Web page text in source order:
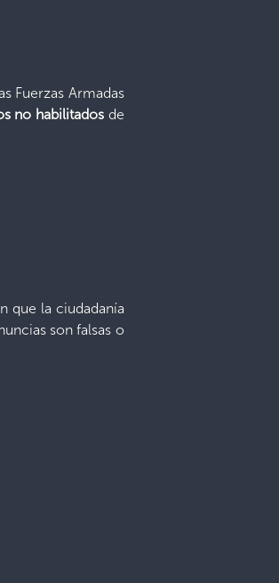
Fuerzas Armadas
no habilitados de
que la ciudadanía
son falsas o